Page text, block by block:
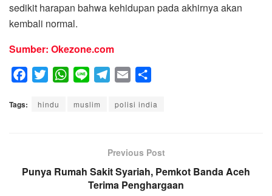
sedikit harapan bahwa kehidupan pada akhirnya akan
kembali normal.
Sumber: Okezone.com
o
i
r
W
p
n
r
a
m
a
a
Tags: hindu muslim polisi india
Previous Post
Punya Rumah Sakit Syariah, Pemkot Banda Aceh
Terima Penghargaan